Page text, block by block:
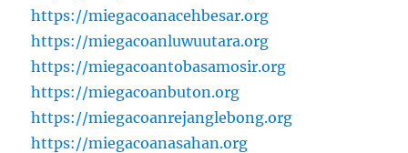
https://miegacoanacehbesar.org
https://miegacoanluwuutara.org
https://miegacoantobasamosir.org
https://miegacoanbuton.org
https://miegacoanrejanglebong.org
https://miegacoanasahan.org